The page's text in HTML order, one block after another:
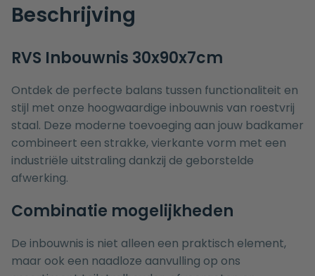
Beschrijving
RVS Inbouwnis 30x90x7cm
Ontdek de perfecte balans tussen functionaliteit en
stijl met onze hoogwaardige inbouwnis van roestvrij
staal. Deze moderne toevoeging aan jouw badkamer
combineert een strakke, vierkante vorm met een
industriële uitstraling dankzij de geborstelde
afwerking.
Combinatie mogelijkheden
De inbouwnis is niet alleen een praktisch element,
maar ook een naadloze aanvulling op ons